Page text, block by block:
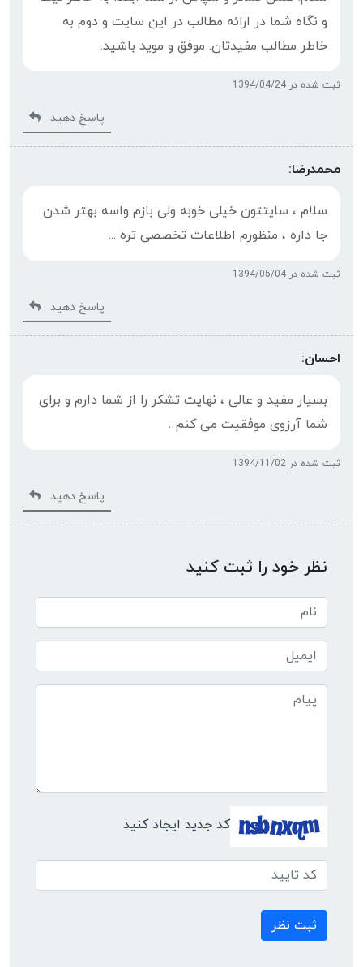
و نگاه شما در ارائه مطالب در این سایت و دوم به
خاطر مطالب مفیدتان. موفق و موید باشید.
ثبت شده در 1394/04/24
پاسخ دهید
محمدرضا:
سلام ، سایتتون خیلی خوبه ولی بازم واسه بهتر شدن
جا داره ، منظورم اطلاعات تخصصی تره ...
ثبت شده در 1394/05/04
پاسخ دهید
احسان:
بسیار مفید و عالی ، نهایت تشکر را از شما دارم و برای
شما آرزوی موفقیت می کنم .
ثبت شده در 1394/11/02
پاسخ دهید
نظر خود را ثبت کنید
کد جدید ایجاد کنید
ثبت نظر